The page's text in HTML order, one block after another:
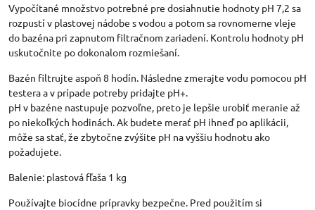
Vypočítané množstvo potrebné pre dosiahnutie hodnoty pH 7,2 sa
rozpustí v plastovej nádobe s vodou a potom sa rovnomerne vleje
do bazéna pri zapnutom filtračnom zariadení. Kontrolu hodnoty pH
uskutočnite po dokonalom rozmiešaní.
Bazén filtrujte aspoň 8 hodín. Následne zmerajte vodu pomocou pH
testera a v prípade potreby pridajte pH+.
pH v bazéne nastupuje pozvoľne, preto je lepšie urobiť meranie až
po niekoľkých hodinách. Ak budete merať pH ihneď po aplikácii,
môže sa stať, že zbytočne zvýšite pH na vyššiu hodnotu ako
požadujete.
Balenie: plastová fľaša 1 kg
Používajte biocídne prípravky bezpečne. Pred použitím si